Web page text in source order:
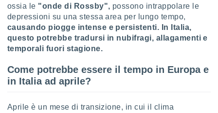
per la
dei
del
ossia le "onde di Rossby", possono intrappolare le
depressioni su una stessa area per lungo tempo,
causando piogge intense e persistenti. In Italia,
questo potrebbe tradursi in nubifragi, allagamenti e
temporali fuori stagione.
Come potrebbe essere il tempo in Europa e
in Italia ad aprile?
Aprile è un mese di transizione, in cui il clima